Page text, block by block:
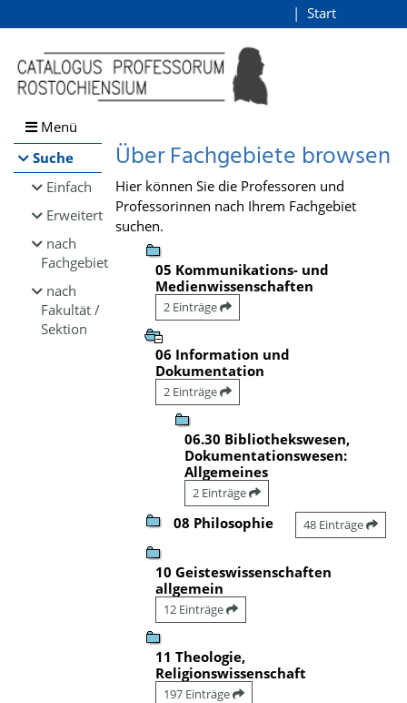
Browsen
direkt zum Inhalt
Start
Menü
Suche
Einfach
Erweitert
nach
Fachgebiet
nach
Fakultät /
Sektion
Über Fachgebiete browsen
Hier können Sie die Professoren und
Professorinnen nach Ihrem Fachgebiet
suchen.
05 Kommunikations- und
Medienwissenschaften
2 Einträge
06 Information und
Dokumentation
2 Einträge
06.30 Bibliothekswesen,
Dokumentationswesen:
Allgemeines
2 Einträge
08 Philosophie 48 Einträge
10 Geisteswissenschaften
allgemein
12 Einträge
11 Theologie,
Religionswissenschaft
197 Einträge